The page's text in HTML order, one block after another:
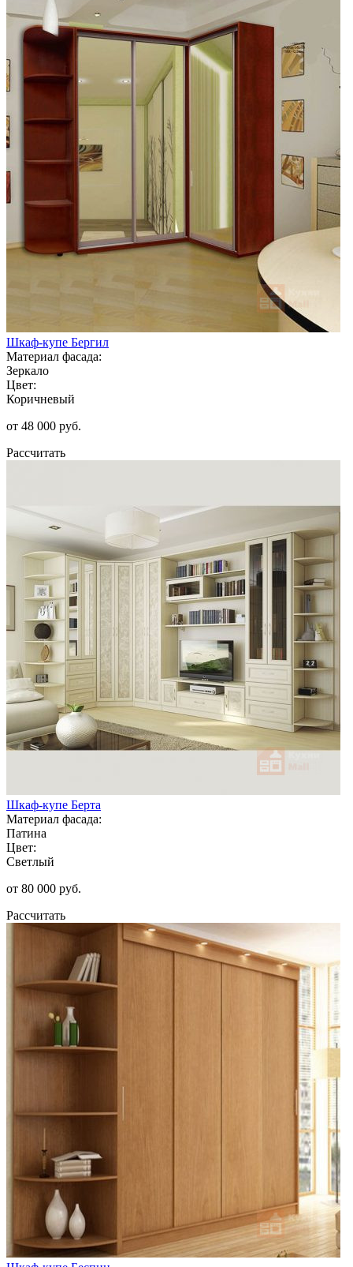
Шкаф-купе Бергил
Материал фасада:
Зеркало
Цвет:
Коричневый
от 48 000 руб.
Рассчитать
Шкаф-купе Берта
Материал фасада:
Патина
Цвет:
Светлый
от 80 000 руб.
Рассчитать